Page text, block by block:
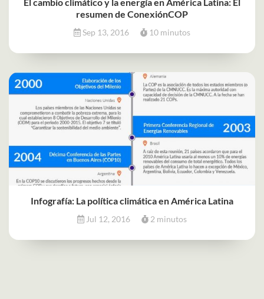
resumen de ConexiónCOP
Sep 13, 2016 10 minutos
Infografía: La política climática en América Latina
Jul 12, 2016 2 minutos